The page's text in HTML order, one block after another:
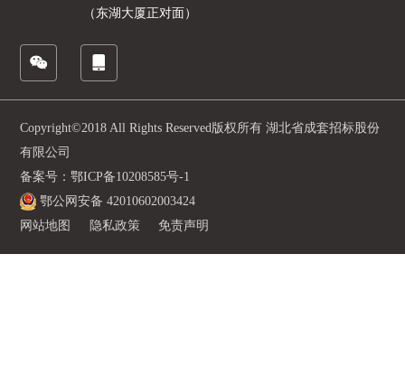
（东湖大厦正对面）
Copyright©2018 All Rights Reserved版权所有 湖北省成套招标股份
有限公司
备案号：鄂ICP备10208585号-1
鄂公网安备 42010602003424
网站地图
隐私政策 免责声明